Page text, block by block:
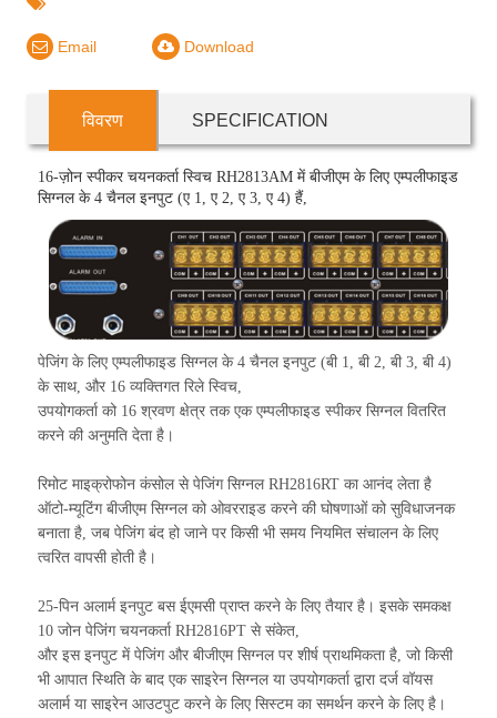
Email Download
विवरण SPECIFICATION
16-ज़ोन स्पीकर चयनकर्ता स्विच RH2813AM में बीजीएम के लिए एम्पलीफाइड
सिग्नल के 4 चैनल इनपुट (ए 1, ए 2, ए 3, ए 4) हैं,
पेजिंग के लिए एम्पलीफाइड सिग्नल के 4 चैनल इनपुट (बी 1, बी 2, बी 3, बी 4)
के साथ, और 16 व्यक्तिगत रिले स्विच,
उपयोगकर्ता को 16 श्रवण क्षेत्र तक एक एम्पलीफाइड स्पीकर सिग्नल वितरित
करने की अनुमति देता है।
रिमोट माइक्रोफोन कंसोल से पेजिंग सिग्नल RH2816RT का आनंद लेता है
ऑटो-म्यूटिंग बीजीएम सिग्नल को ओवरराइड करने की घोषणाओं को सुविधाजनक
बनाता है, जब पेजिंग बंद हो जाने पर किसी भी समय नियमित संचालन के लिए
त्वरित वापसी होती है।
25-पिन अलार्म इनपुट बस ईएमसी प्राप्त करने के लिए तैयार है। इसके समकक्ष
10 जोन पेजिंग चयनकर्ता RH2816PT से संकेत,
और इस इनपुट में पेजिंग और बीजीएम सिग्नल पर शीर्ष प्राथमिकता है, जो किसी
भी आपात स्थिति के बाद एक साइरेन सिग्नल या उपयोगकर्ता द्वारा दर्ज वॉयस
अलार्म या साइरेन आउटपुट करने के लिए सिस्टम का समर्थन करने के लिए है।